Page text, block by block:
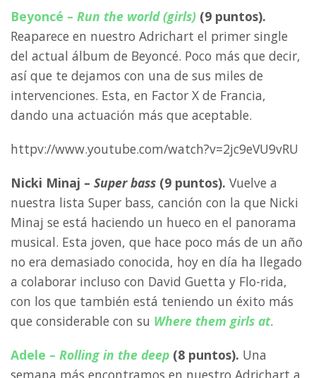
Beyoncé – Run the world (girls) (9 puntos).
Reaparece en nuestro Adrichart el primer single
del actual álbum de Beyoncé. Poco más que decir,
así que te dejamos con una de sus miles de
intervenciones. Esta, en Factor X de Francia,
dando una actuación más que aceptable.
httpv://www.youtube.com/watch?v=2jc9eVU9vRU
Nicki Minaj – Super bass (9 puntos). Vuelve a
nuestra lista Super bass, canción con la que Nicki
Minaj se está haciendo un hueco en el panorama
musical. Esta joven, que hace poco más de un año
no era demasiado conocida, hoy en día ha llegado
a colaborar incluso con David Guetta y Flo-rida,
con los que también está teniendo un éxito más
que considerable con su Where them girls at.
Adele – Rolling in the deep (8 puntos). Una
semana más encontramos en nuestro Adrichart a